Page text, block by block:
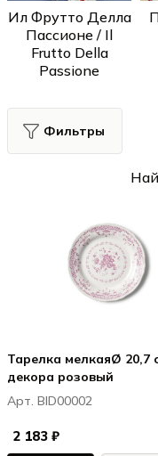
Ил Фрутто Делла
Пассионе / Il
Frutto Della
Passione
Фильтры
Тарелка мелкаяØ 20,7
декора розовый
Арт. BID00002
2 183 ₽